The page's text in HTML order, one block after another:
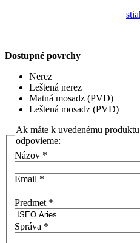
Dostupné povrchy
Nerez
Leštená nerez
Matná mosadz (PVD)
Leštená mosadz (PVD)
Ak máte k uvedenému
odpovieme:
Názov *
Email *
Predmet *
Správa *